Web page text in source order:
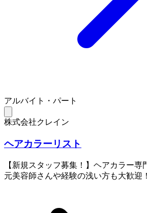
アルバイト・パート
株式会社クレイン
ヘアカラーリスト
【新規スタッフ募集！】ヘアカラー専
元美容師さんや経験の浅い方も大歓迎！